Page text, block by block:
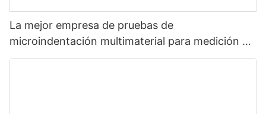
La mejor empresa de pruebas de
microindentación multimaterial para medición de
resistencia y tensión: Zhanghua Dryer